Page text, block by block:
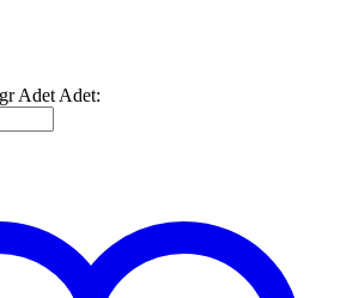
Adet Adet: